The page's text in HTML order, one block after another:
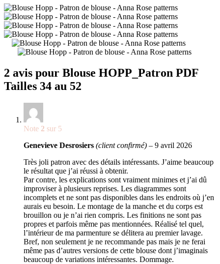
2 avis pour Blouse HOPP_Patron PDF
Tailles 34 au 52
Note 2 sur 5
Genevieve Desrosiers (client confirmé) – 9 avril 2026
Très joli patron avec des détails intéressants. J’aime beaucoup
le résultat que j’ai réussi à obtenir.
Par contre, les explications sont vraiment minimes et j’ai dû
improviser à plusieurs reprises. Les diagrammes sont
incomplets et ne sont pas disponibles dans les endroits où j’en
aurais eu besoin. Le montage de la manche et du corps est
brouillon ou je n’ai rien compris. Les finitions ne sont pas
propres et parfois même pas mentionnées. Réalisé tel quel,
l’intérieur de ma parmenture se délitera au premier lavage.
Bref, non seulement je ne recommande pas mais je ne ferai
même pas d’autres versions de cette blouse dont j’imaginais
beaucoup de variations intéressantes. Dommage.